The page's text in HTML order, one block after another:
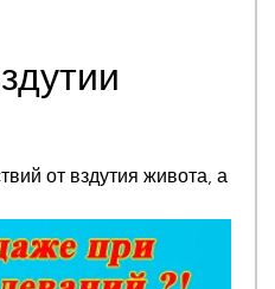
от вздутия живота, а